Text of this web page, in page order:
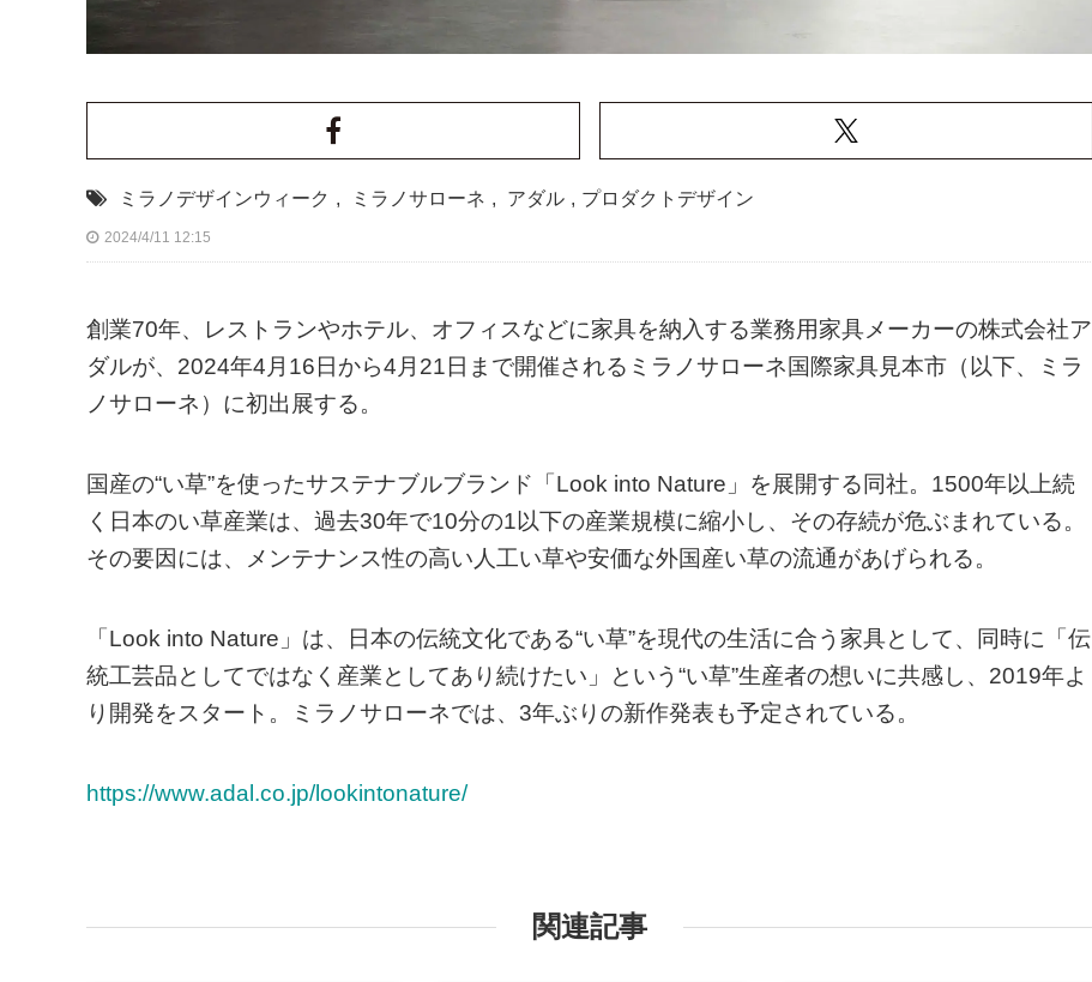
ミラノデザインウィーク , ミラノサローネ , アダル , プロダクトデザイン
2024/4/11 12:15
創業70年、レストランやホテル、オフィスなどに家具を納入する業務用家具メーカーの株式会社ア
ダルが、2024年4月16日から4月21日まで開催されるミラノサローネ国際家具見本市（以下、ミラ
ノサローネ）に初出展する。
国産の“い草”を使ったサステナブルブランド「Look into Nature」を展開する同社。1500年以上続
く日本のい草産業は、過去30年で10分の1以下の産業規模に縮小し、その存続が危ぶまれている。
その要因には、メンテナンス性の⾼い⼈⼯い草や安価な外国産い草の流通があげられる。
「Look into Nature」は、日本の伝統文化である“い草”を現代の生活に合う家具として、同時に「伝
統工芸品としてではなく産業としてあり続けたい」という“い草”生産者の想いに共感し、2019年よ
り開発をスタート。ミラノサローネでは、3年ぶりの新作発表も予定されている。
https://www.adal.co.jp/lookintonature/
関連記事